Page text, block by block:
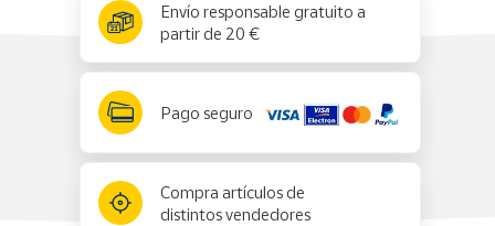
Envío responsable gratuito a
partir de 20 €
Pago seguro
Compra artículos de
distintos vendedores